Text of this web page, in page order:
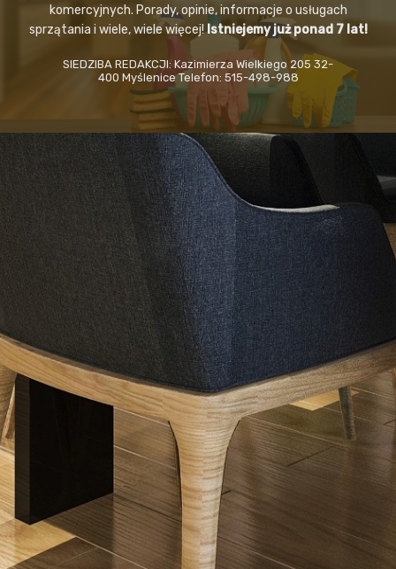
komercyjnych. Porady, opinie, informacje o usługach
sprzątania i wiele, wiele więcej!Istniejemy już ponad 7 lat!
SIEDZIBA REDAKCJI: Kazimierza Wielkiego 205 32-
400 Myślenice Telefon: 515-498-988